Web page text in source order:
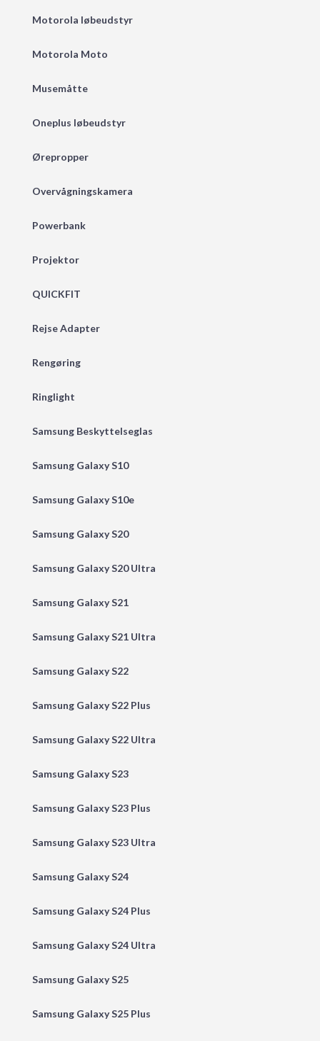
Motorola løbeudstyr
Motorola Moto
Musemåtte
Oneplus løbeudstyr
Ørepropper
Overvågningskamera
Powerbank
Projektor
QUICKFIT
Rejse Adapter
Rengøring
Ringlight
Samsung Beskyttelseglas
Samsung Galaxy S10
Samsung Galaxy S10e
Samsung Galaxy S20
Samsung Galaxy S20 Ultra
Samsung Galaxy S21
Samsung Galaxy S21 Ultra
Samsung Galaxy S22
Samsung Galaxy S22 Plus
Samsung Galaxy S22 Ultra
Samsung Galaxy S23
Samsung Galaxy S23 Plus
Samsung Galaxy S23 Ultra
Samsung Galaxy S24
Samsung Galaxy S24 Plus
Samsung Galaxy S24 Ultra
Samsung Galaxy S25
Samsung Galaxy S25 Plus